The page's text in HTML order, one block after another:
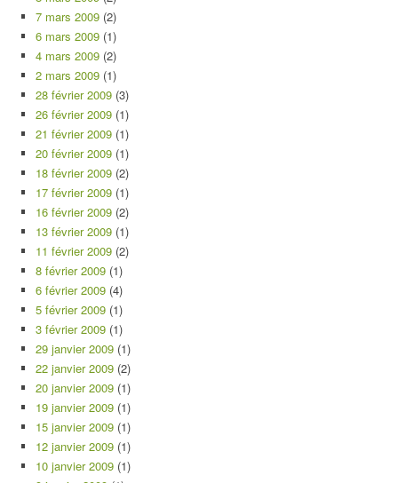
7 mars 2009 (2)
6 mars 2009 (1)
4 mars 2009 (2)
2 mars 2009 (1)
28 février 2009 (3)
26 février 2009 (1)
21 février 2009 (1)
20 février 2009 (1)
18 février 2009 (2)
17 février 2009 (1)
16 février 2009 (2)
13 février 2009 (1)
11 février 2009 (2)
8 février 2009 (1)
6 février 2009 (4)
5 février 2009 (1)
3 février 2009 (1)
29 janvier 2009 (1)
22 janvier 2009 (2)
20 janvier 2009 (1)
19 janvier 2009 (1)
15 janvier 2009 (1)
12 janvier 2009 (1)
10 janvier 2009 (1)